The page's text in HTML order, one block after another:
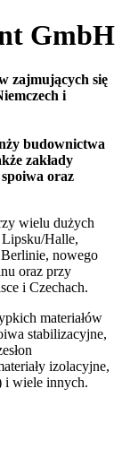
GmbH
zajmujących się
i
budownictwa
zakłady
oraz
wielu dużych
Halle,
nowego
oraz przy
i Czechach.
materiałów
stabilizacyjne,
izolacyjne,
i wiele innych.